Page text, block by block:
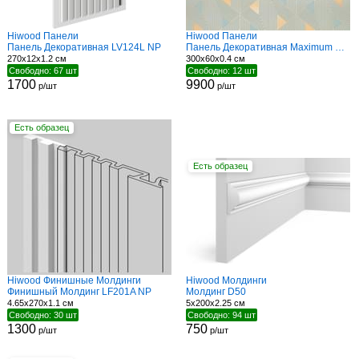
Hiwood Панели
Панель Декоративная LV124L NP
270x12x1.2 см
Свободно: 67 шт
1700р/шт
Hiwood Панели
Панель Декоративная Maximum DM629 GN6
300x60x0.4 см
Свободно: 12 шт
9900 р/шт
Есть образец
Hiwood Финишные Молдинги
Финишный Молдинг LF201A NP
4.65x270x1.1 см
Свободно: 30 шт
1300р/шт
Есть образец
Hiwood Молдинги
Молдинг D50
5x200x2.25 см
Свободно: 94 шт
750 р/шт